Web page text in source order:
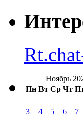
Ноябрь
Пн Вт Ср Чт
3
4 5 6 7